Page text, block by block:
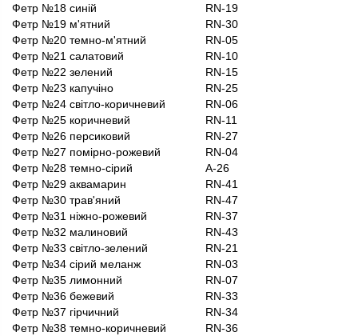
Фетр №18 синій
RN-19
Фетр №19 м'ятний
RN-30
Фетр №20 темно-м'ятний
RN-05
Фетр №21 салатовий
RN-10
Фетр №22 зелений
RN-15
Фетр №23 капучіно
RN-25
Фетр №24 світло-коричневий
RN-06
Фетр №25 коричневий
RN-11
Фетр №26 персиковий
RN-27
Фетр №27 помірно-рожевий
RN-04
Фетр №28 темно-сірий
A-26
Фетр №29 аквамарин
RN-41
Фетр №30 трав'яний
RN-47
Фетр №31 ніжно-рожевий
RN-37
Фетр №32 малиновий
RN-43
Фетр №33 світло-зелений
RN-21
Фетр №34 сірий меланж
RN-03
Фетр №35 лимонний
RN-07
Фетр №36 бежевий
RN-33
Фетр №37 гірчичний
RN-34
Фетр №38 темно-коричневий
RN-36